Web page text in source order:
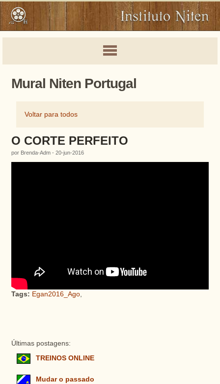
Mural Niten Portugal
Voltar para todos
O CORTE PERFEITO
por Brenda-Adm - 20-jun-2016
Tags: Egan2016_Ago,
Últimas postagens:
TREINOS ONLINE
Mudar o passado